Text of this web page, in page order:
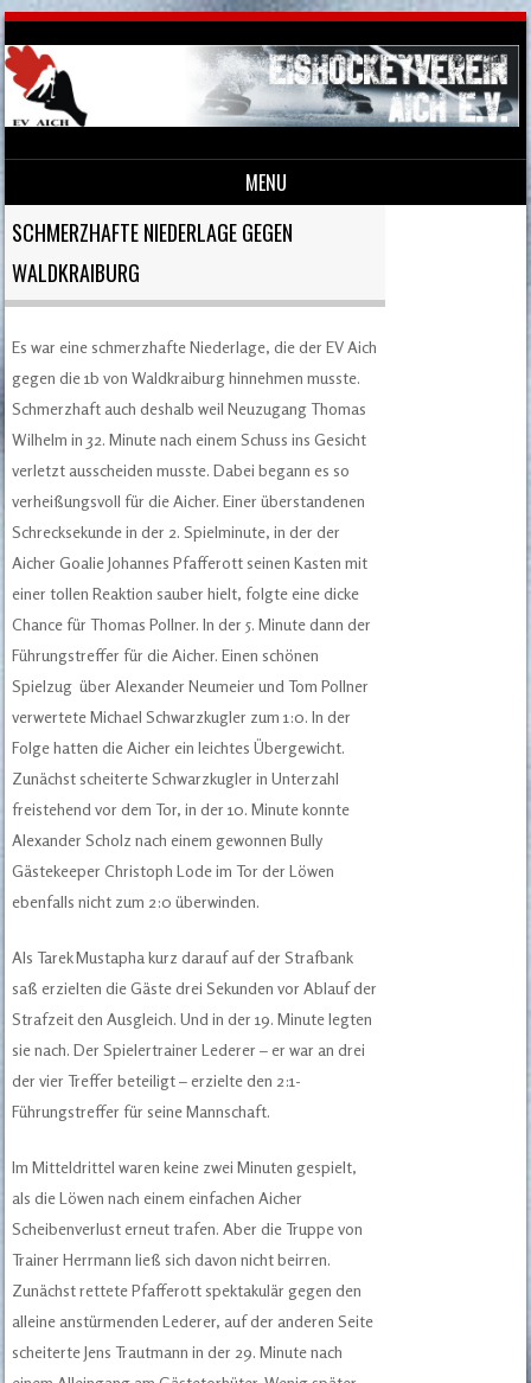
MENU
Skip to content
SCHMERZHAFTE NIEDERLAGE GEGEN
WALDKRAIBURG
Es war eine schmerzhafte Niederlage, die der EV Aich
gegen die 1b von Waldkraiburg hinnehmen musste.
Schmerzhaft auch deshalb weil Neuzugang Thomas
Wilhelm in 32. Minute nach einem Schuss ins Gesicht
verletzt ausscheiden musste. Dabei begann es so
verheißungsvoll für die Aicher. Einer überstandenen
Schrecksekunde in der 2. Spielminute, in der der
Aicher Goalie Johannes Pfafferott seinen Kasten mit
einer tollen Reaktion sauber hielt, folgte eine dicke
Chance für Thomas Pollner. In der 5. Minute dann der
Führungstreffer für die Aicher. Einen schönen
Spielzug über Alexander Neumeier und Tom Pollner
verwertete Michael Schwarzkugler zum 1:0. In der
Folge hatten die Aicher ein leichtes Übergewicht.
Zunächst scheiterte Schwarzkugler in Unterzahl
freistehend vor dem Tor, in der 10. Minute konnte
Alexander Scholz nach einem gewonnen Bully
Gästekeeper Christoph Lode im Tor der Löwen
ebenfalls nicht zum 2:0 überwinden.
Als Tarek Mustapha kurz darauf auf der Strafbank
saß erzielten die Gäste drei Sekunden vor Ablauf der
Strafzeit den Ausgleich. Und in der 19. Minute legten
sie nach. Der Spielertrainer Lederer – er war an drei
der vier Treffer beteiligt – erzielte den 2:1-
Führungstreffer für seine Mannschaft.
Im Mitteldrittel waren keine zwei Minuten gespielt,
als die Löwen nach einem einfachen Aicher
Scheibenverlust erneut trafen. Aber die Truppe von
Trainer Herrmann ließ sich davon nicht beirren.
Zunächst rettete Pfafferott spektakulär gegen den
alleine anstürmenden Lederer, auf der anderen Seite
scheiterte Jens Trautmann in der 29. Minute nach